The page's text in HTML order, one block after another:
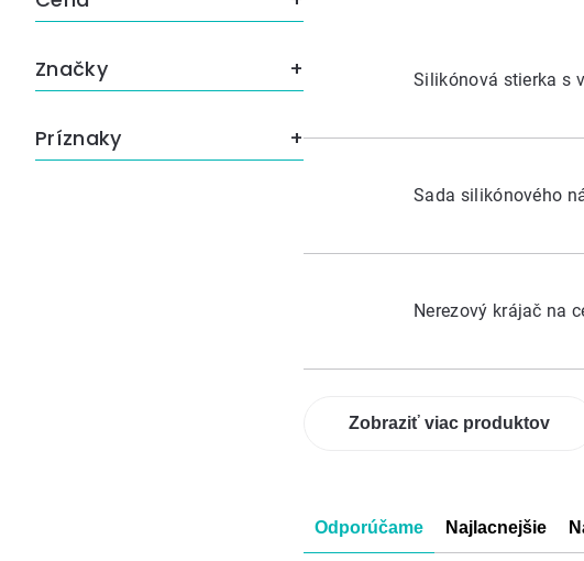
Príznaky
Značky Silikónová stierka s
Sada silikónového
Nerezový krájač na
Zobraziť viac produktov
Radenie
Odporúčame Najlacnejšie